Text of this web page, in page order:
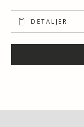
DETALJER